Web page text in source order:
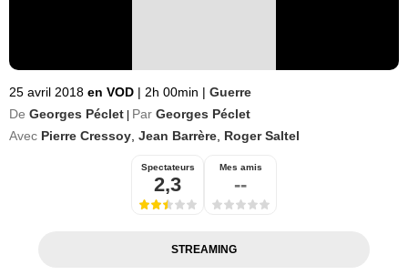
25 avril 2018 en VOD | 2h 00min | Guerre
De Georges Péclet Par Georges Péclet
Avec Pierre Cressoy Jean Barrère Roger Saltel
Spectateurs
2,3
Mes amis
--
STREAMING